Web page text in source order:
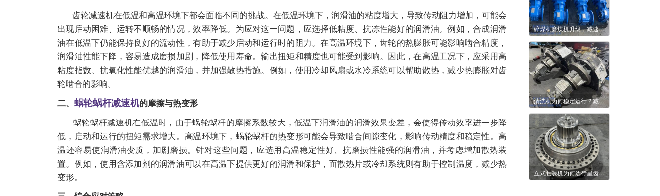
齿轮减速机在低温和高温环境下都会面临不同的挑战。在低温环境下，润滑油的粘度增大，导致传动阻力增加，可能会
出现启动困难、运转不顺畅的情况，效率降低。为应对这一问题，应选择低粘度、抗冻性能好的润滑油。例如，合成润滑
油在低温下仍能保持良好的流动性，有助于减少启动和运行时的阻力。在高温环境下，齿轮的热膨胀可能影响啮合精度，
润滑油性能下降，容易造成磨损加剧，降低使用寿命。输出扭矩和精度也可能受到影响。因此，在高温工况下，应采用高
粘度指数、抗氧化性能优越的润滑油，并加强散热措施。例如，使用冷却风扇或水冷系统可以帮助散热，减少热膨胀对齿
轮啮合的影响。
二、 蜗轮蜗杆减速机的摩擦与热变形
蜗轮蜗杆减速机在低温时，由于蜗轮蜗杆的摩擦系数较大，低温下润滑油的润滑效果变差，会使得传动效率进一步降
低，启动和运行的扭矩需求增大。高温环境下，蜗轮蜗杆的热变形可能会导致啮合间隙变化，影响传动精度和稳定性。高
温还容易使润滑油变质，加剧磨损。针对这些问题，应选用高温稳定性好、抗磨损性能强的润滑油，并考虑增加散热装
置。例如，使用含添加剂的润滑油可以在高温下提供更好的润滑和保护，而散热片或冷却系统则有助于控制温度，减少热
变形。
碎煤机磨煤机升级，减速机凭实力站稳工况
清洗机为何稳定运行？减速机给出实用答案
立式包装机为何选行星齿轮减速机？